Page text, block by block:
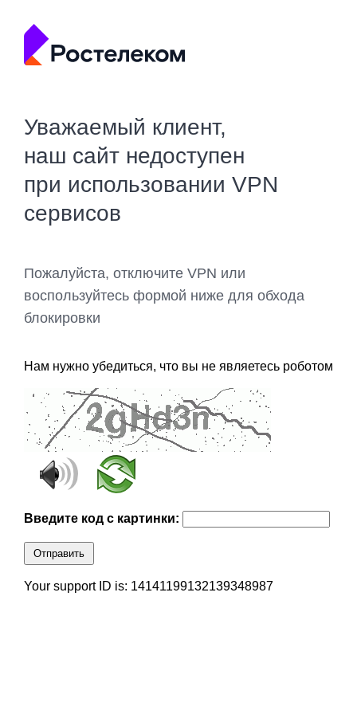
Уважаемый клиент,
наш сайт недоступен
при использовании VPN
сервисов
Пожалуйста, отключите VPN или
воспользуйтесь формой ниже для обхода
блокировки
Нам нужно убедиться, что вы не являетесь роботом
Введите код с картинки:
Отправить
Your support ID is: 14141199132139348987